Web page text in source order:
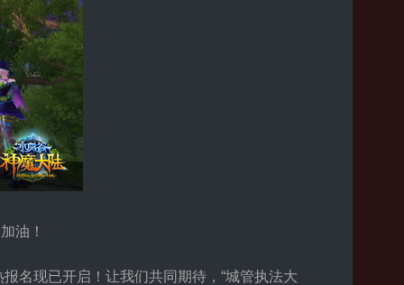
油！
现已开启！让我们共同期待，“城管执法大